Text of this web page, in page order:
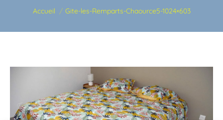
Vous êtes ici :
Accueil Gite-les-Remparts-Chaource5-1024×603